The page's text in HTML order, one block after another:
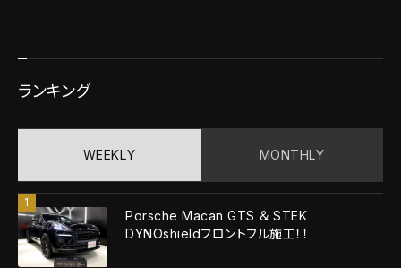
ランキング
WEEKLY MONTHLY
Porsche Macan GTS ＆ STEK
DYNOshieldフロントフル施工！！